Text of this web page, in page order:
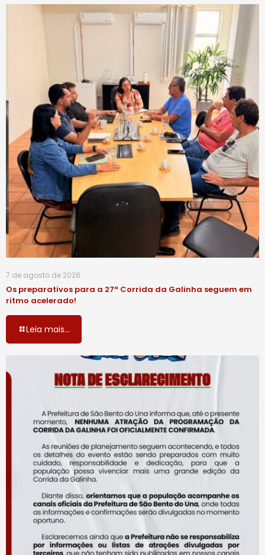
7 de agosto de 2026
Os preparativos para a 27ª Corrida da Galinha seguem em
ritmo acelerado!
Leia mais...